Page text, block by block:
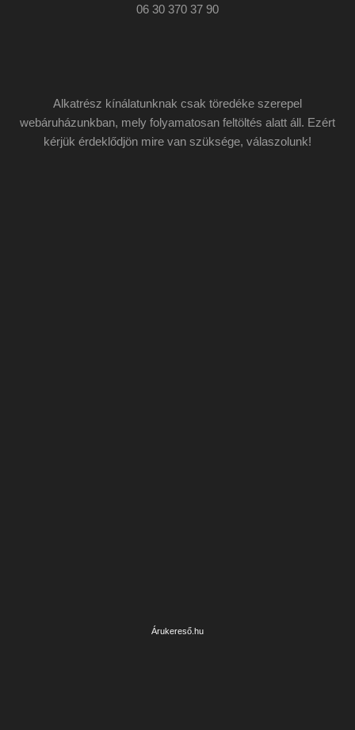
06 30 370 37 90
Alkatrész kínálatunknak csak töredéke szerepel
webáruházunkban, mely folyamatosan feltöltés alatt áll. Ezért
kérjük érdeklődjön mire van szüksége, válaszolunk!
Árukereső.hu